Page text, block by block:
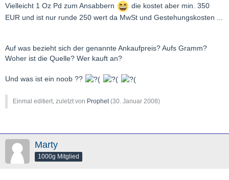
Vielleicht 1 Oz Pd zum Ansabbern
die kostet aber min. 350
EUR und ist nur runde 250 wert da MwSt und Gestehungskosten ...
Auf was bezieht sich der genannte Ankaufpreis? Aufs Gramm?
Woher ist die Quelle? Wer kauft an?
Und was ist ein noob ??
Einmal editiert, zuletzt von Prophet(30. Januar 2008)
Marty
1000g Mitglied